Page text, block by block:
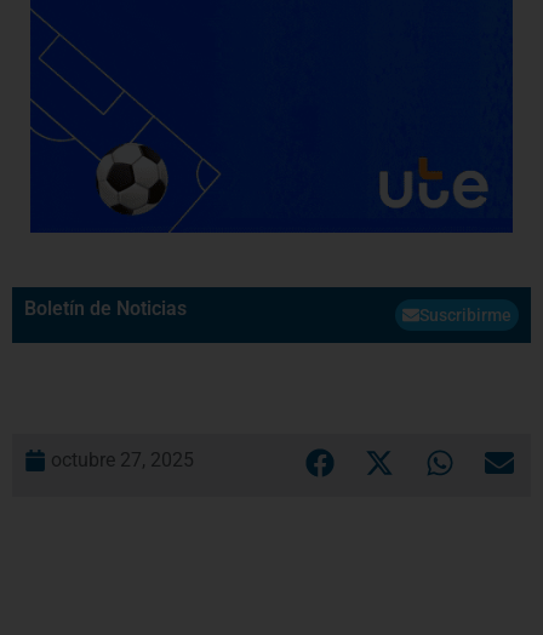
Boletín de Noticias Suscribirme
octubre 27, 2025